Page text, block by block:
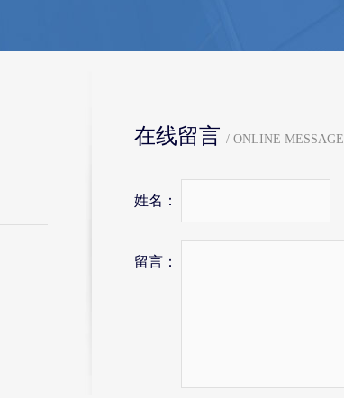
在线留言 / ONLINE MESSAGE
姓名：
留言：